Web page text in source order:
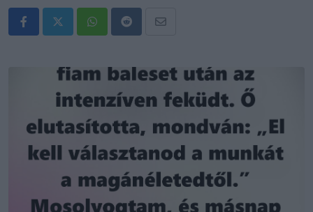
WhatsappRedditShare
Email